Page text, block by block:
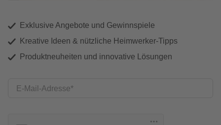
Exklusive Angebote und Gewinnspiele
Kreative Ideen & nützliche Heimwerker-Tipps
Produktneuheiten und innovative Lösungen
E-Mail-Adresse